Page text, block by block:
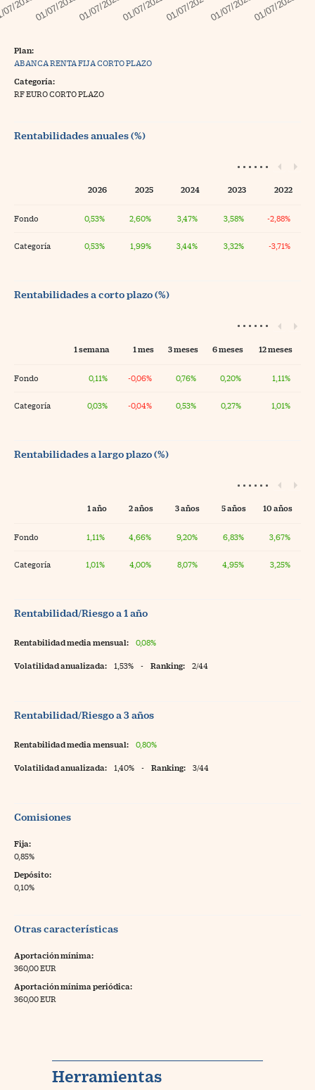
Plan:
ABANCA RENTA FIJA CORTO PLAZO
Categoría:
RF EURO CORTO PLAZO
Rentabilidades anuales (%)
2026 2025 2024 2023 2022
Fondo 0,53% 2,60% 3,47% 3,58% -2,88%
Categoría 0,53% 1,99% 3,44% 3,32% -3,71%
Rentabilidades a corto plazo (%)
1 semana 1 mes 3 meses 6 meses 12 meses
Fondo 0,11% -0,06% 0,76% 0,20% 1,11%
Categoría 0,03% -0,04% 0,53% 0,27% 1,01%
Rentabilidades a largo plazo (%)
1 año 2 años 3 años 5 años 10 años
Fondo 1,11% 4,66% 9,20% 6,83% 3,67%
Categoría 1,01% 4,00% 8,07% 4,95% 3,25%
Rentabilidad/Riesgo a 1 año
Rentabilidad media mensual: 0,08%
Volatilidad anualizada: 1,53% - Ranking: 2/44
Rentabilidad/Riesgo a 3 años
Rentabilidad media mensual: 0,80%
Volatilidad anualizada: 1,40% - Ranking: 3/44
Comisiones
Fija:
0,85%
Depósito:
0,10%
Otras características
Aportación mínima:
360,00 EUR
Aportación mínima periódica:
360,00 EUR
Herramientas